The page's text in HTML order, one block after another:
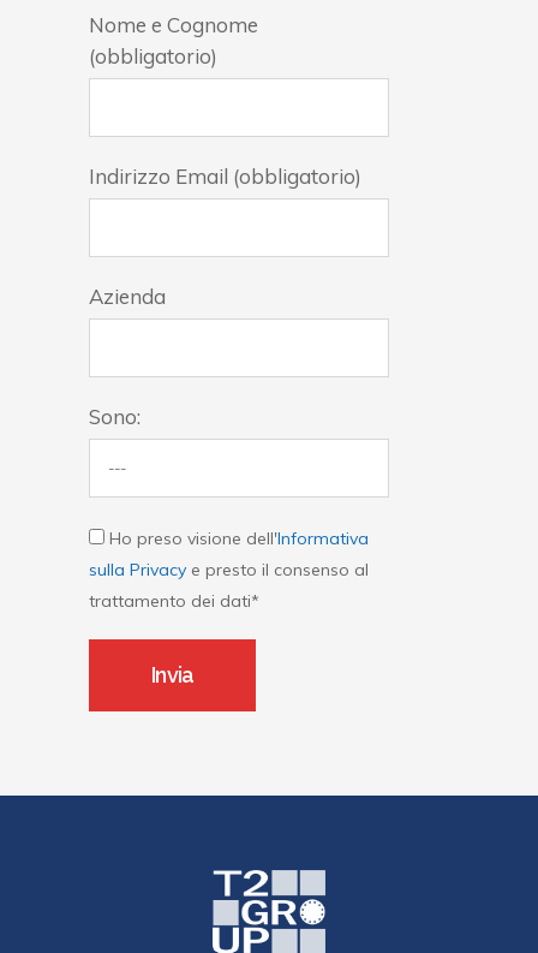
Nome e Cognome
(obbligatorio)
Indirizzo Email (obbligatorio)
Azienda
Sono:
Ho preso visione dell'Informativa
sulla Privacy e presto il consenso al
trattamento dei dati*